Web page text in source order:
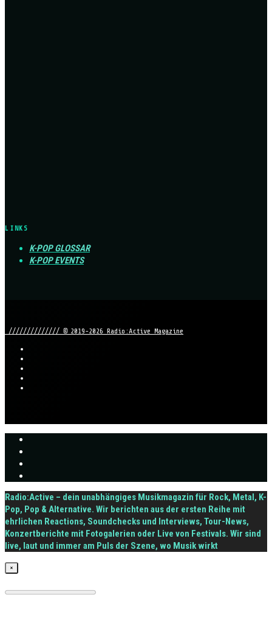
LINKS
K-POP GLOSSAR
K-POP EVENTS
////////////// © 2019-2026 Radio:Active Magazine
Radio:Active – dein unabhängiges Musikmagazin für Rock, Metal, K-
Pop, Pop & Alternative. Wir berichten aus der ersten Reihe mit
ehrlichen Reactions, Soundchecks und Interviews, Tour-News,
Konzertberichte mit Fotogalerien oder Live von Festivals. Wir sind
live, laut und immer am Puls der Szene, wo Musik wirkt
×